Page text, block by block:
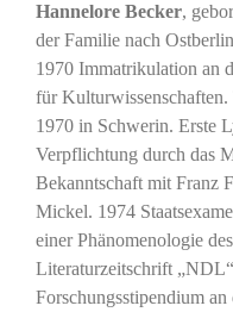
Hannelore Becker,
der Familie nach
1970 Immatrikulation an
für Kulturwissenschaften.
1970 in Schwerin. Erste
Verpflichtung durch das
Bekanntschaft mit Franz
Mickel. 1974
einer Phänomenologie
Literaturzeitschrift
Forschungsstipendium